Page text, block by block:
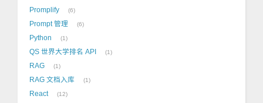
Promplify 6
Prompt 管理 6
Python 1
QS 世界大学排名 API 1
RAG 1
RAG 文档入库 1
React 12